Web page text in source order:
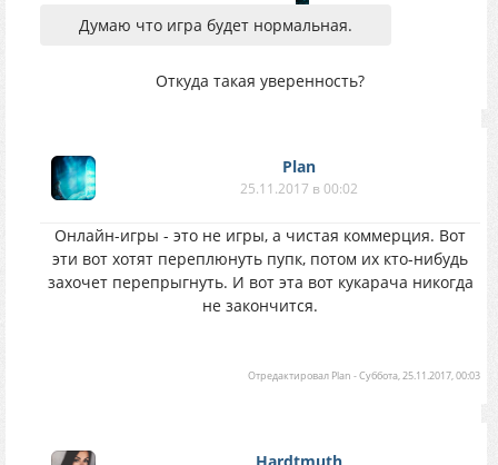
Думаю что игра будет нормальная.
Откуда такая уверенность?
Plan
25.11.2017 в 00:02
Онлайн-игры - это не игры, а чистая коммерция. Вот
эти вот хотят переплюнуть пупк, потом их кто-нибудь
захочет перепрыгнуть. И вот эта вот кукарача никогда
не закончится.
Отредактировал Plan -Суббота, 25.11.2017, 00:03